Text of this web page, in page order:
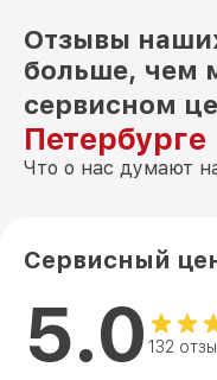
Отзывы
больше, чем
сервисном
Петербурге
Что о нас думают
Сервисный
5.0 132